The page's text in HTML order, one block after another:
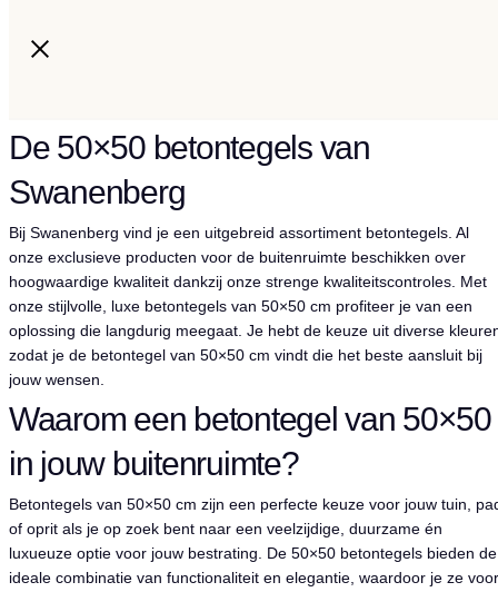
De 50×50 betontegels van
Swanenberg
Bij Swanenberg vind je een uitgebreid assortiment betontegels. Al
onze exclusieve producten voor de buitenruimte beschikken over
hoogwaardige kwaliteit dankzij onze strenge kwaliteitscontroles. Met
onze stijlvolle, luxe betontegels van 50×50 cm profiteer je van een
oplossing die langdurig meegaat. Je hebt de keuze uit diverse
zodat je de betontegel van 50×50 cm vindt die het beste aansluit bij
jouw wensen.
Waarom een betontegel van 50×50
in jouw buitenruimte?
Betontegels van 50×50 cm zijn een perfecte keuze voor jouw tuin,
of oprit als je op zoek bent naar een veelzijdige, duurzame én
luxueuze optie voor jouw bestrating. De 50×50 betontegels bieden de
ideale combinatie van functionaliteit en elegantie, waardoor je ze voor